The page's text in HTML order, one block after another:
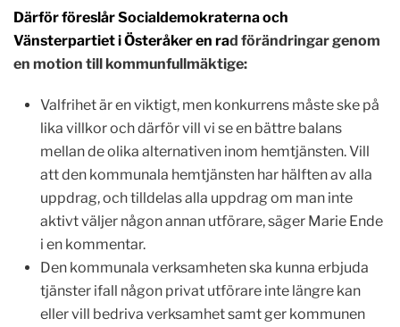
Därför föreslår Socialdemokraterna och
Vänsterpartiet i Österåker en rad förändringar genom
en motion till kommunfullmäktige:
Valfrihet är en viktigt, men konkurrens måste ske på
lika villkor och därför vill vi se en bättre balans
mellan de olika alternativen inom hemtjänsten. Vill
att den kommunala hemtjänsten har hälften av alla
uppdrag, och tilldelas alla uppdrag om man inte
aktivt väljer någon annan utförare, säger Marie Ende
i en kommentar.
Den kommunala verksamheten ska kunna erbjuda
tjänster ifall någon privat utförare inte längre kan
eller vill bedriva verksamhet samt ger kommunen